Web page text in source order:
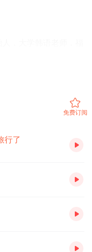
首尔大学
免费订阅
行了